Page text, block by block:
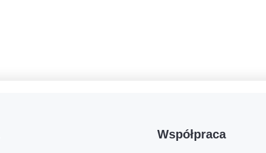
Współpraca